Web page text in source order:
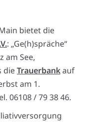
bietet die
: „Ge(h)spräche“
am See,
dieTrauerbankauf
am 1.
06108 / 79 38 46.